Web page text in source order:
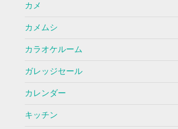
カメ
カメムシ
カラオケルーム
ガレッジセール
カレンダー
キッチン